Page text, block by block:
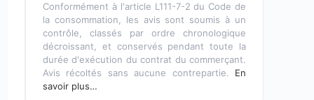
Conformément à l'article L111-7-2 du Code de
la consommation, les avis sont soumis à un
contrôle, classés par ordre chronologique
décroissant, et conservés pendant toute la
durée d'exécution du contrat du commerçant.
Avis récoltés sans aucune contrepartie. En
savoir plus…